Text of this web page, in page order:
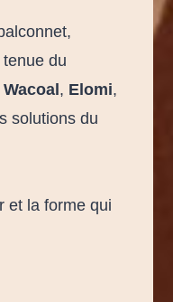
du
Wacoal, Elomi,
solutions du
et la forme qui